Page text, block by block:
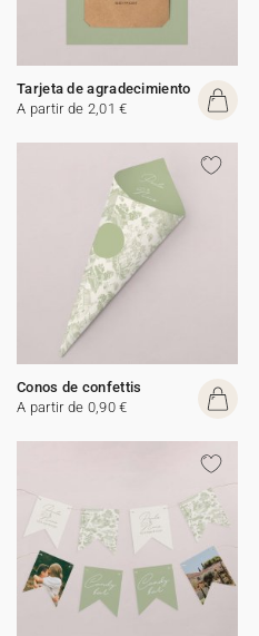
Tarjeta de agradecimiento
A partir de 2,01 €
Conos de confettis
A partir de 0,90 €